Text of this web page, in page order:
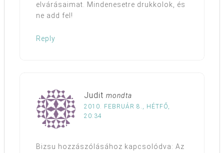
elvárásaimat. Mindenesetre drukkolok, és
ne add fel!
Reply
Judit mondta
2010. FEBRUÁR 8., HÉTFŐ,
20:34
Bizsu hozzászólásához kapcsolódva: Az